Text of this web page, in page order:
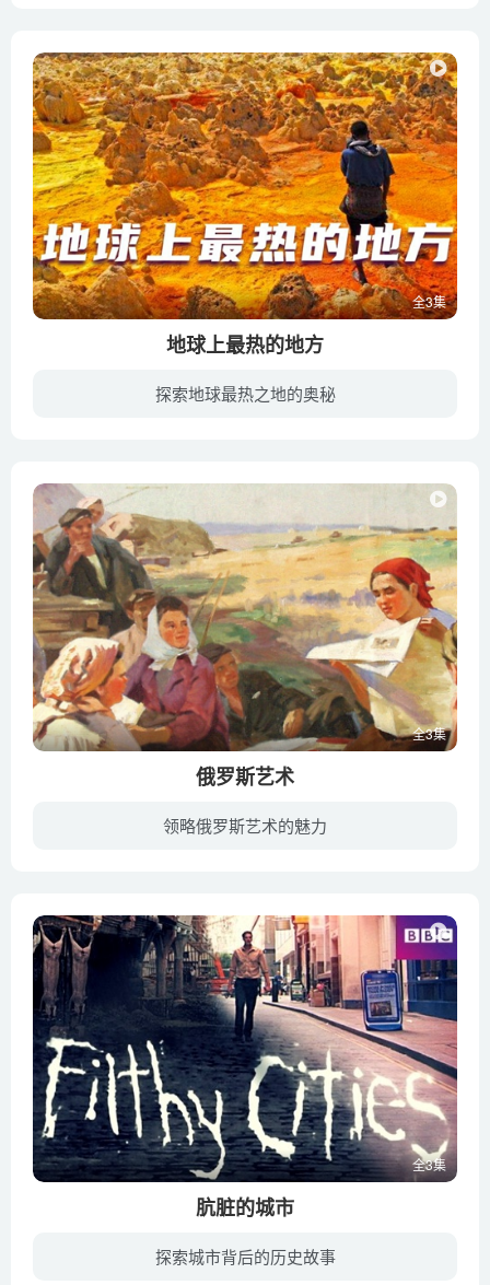
全3集
地球上最热的地方
探索地球最热之地的奥秘
全3集
俄罗斯艺术
领略俄罗斯艺术的魅力
全3集
肮脏的城市
探索城市背后的历史故事